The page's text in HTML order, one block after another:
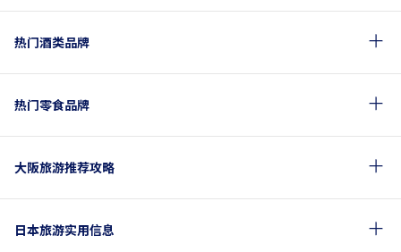
热门酒类品牌
热门零食品牌
大阪旅游推荐攻略
日本旅游实用信息